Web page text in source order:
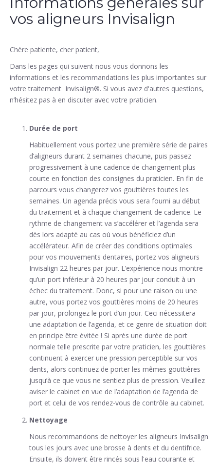
vos aligneurs Invisalign
Chère patiente, cher patient,
Dans les pages qui suivent nous vous donnons les
informations et les recommandations les plus importantes sur
votre traitement Invisalign®. Si vous avez d'autres questions,
n’hésitez pas à en discuter avec votre praticien.
Durée de port
Habituellement vous portez une première série de paires
d’aligneurs durant 2 semaines chacune, puis passez
progressivement à une cadence de changement plus
courte en fonction des consignes du praticien. En fin de
parcours vous changerez vos gouttières toutes les
semaines. Un agenda précis vous sera fourni au début
du traitement et à chaque changement de cadence. Le
rythme de changement va s’accélérer et l’agenda sera
dès lors adapté au cas où vous bénéficiez d’un
accélérateur. Afin de créer des conditions optimales
pour vos mouvements dentaires, portez vos aligneurs
Invisalign 22 heures par jour. L’expérience nous montre
qu’un port inférieur à 20 heures par jour conduit à un
échec du traitement. Donc, si pour une raison ou une
autre, vous portez vos gouttières moins de 20 heures
par jour, prolongez le port d’un jour. Ceci nécessitera
une adaptation de l’agenda, et ce genre de situation doit
en principe être évitée ! Si après une durée de port
normale telle prescrite par votre praticien, les gouttières
continuent à exercer une pression perceptible sur vos
dents, alors continuez de porter les mêmes gouttières
jusqu’à ce que vous ne sentiez plus de pression. Veuillez
aviser le cabinet en vue de l’adaptation de l’agenda de
port et celui de vos rendez-vous de contrôle au cabinet.
Nettoyage
Nous recommandons de nettoyer les aligneurs Invisalign
tous les jours avec une brosse à dents et du dentifrice.
Ensuite, ils doivent être rincés sous l'eau courante et